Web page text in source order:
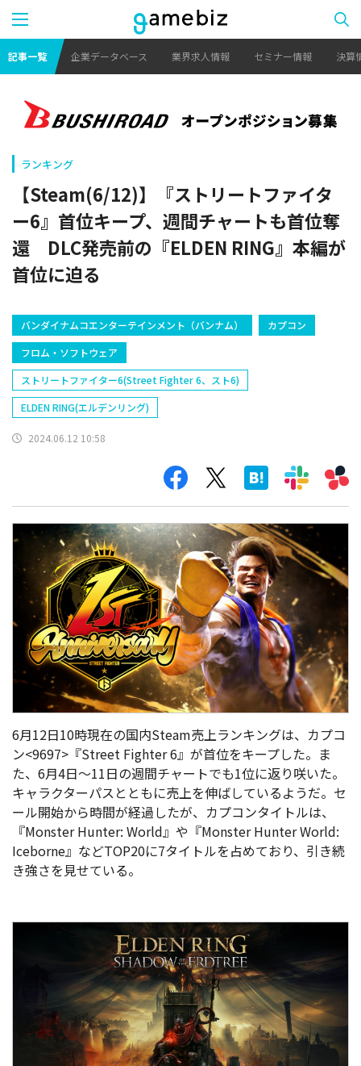
記事一覧 企業データベース 業界求人情報 セミナー情報 決算
ランキング
【Steam(6/12)】『ストリートファイタ
ー6』首位キープ、週間チャートも首位奪
還 DLC発売前の『ELDEN RING』本編が
首位に迫る
バンダイナムコエンターテインメント（バンナム）
カプコン
フロム・ソフトウェア
ストリートファイター6(Street Fighter 6、スト6)
ELDEN RING(エルデンリング)
2024.06.12 10:58
6月12日10時現在の国内Steam売上ランキングは、カプコ
ン<9697> 『Street Fighter 6』が首位をキープした。ま
た、6月4日～11日の週間チャートでも1位に返り咲いた。
キャラクターパスとともに売上を伸ばしているようだ。セ
ール開始から時間が経過したが、カプコンタイトルは、
『Monster Hunter: World』や『Monster Hunter World:
Iceborne』などTOP20に7タイトルを占めており、引き続
き強さを見せている。